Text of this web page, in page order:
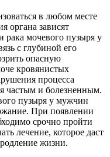
в любом месте
органа зависят
рака мочевого пузыря у
с глубиной его
опасную
кровянистых
процесса
частым и болезненным.
пузыря у мужчин
При появлении
срочно пройти
лечение, которое даст
жизни.